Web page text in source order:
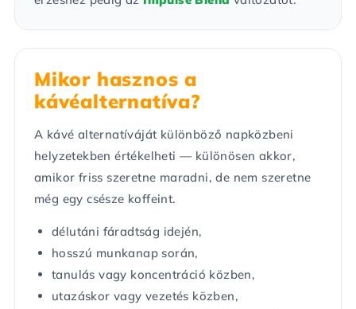
Mikor hasznos a
kávéalternatíva?
A kávé alternatíváját különböző napközbeni
helyzetekben értékelheti — különösen akkor,
amikor friss szeretne maradni, de nem szeretne
még egy csésze koffeint.
délutáni fáradtság idején,
hosszú munkanap során,
tanulás vagy koncentráció közben,
utazáskor vagy vezetés közben,